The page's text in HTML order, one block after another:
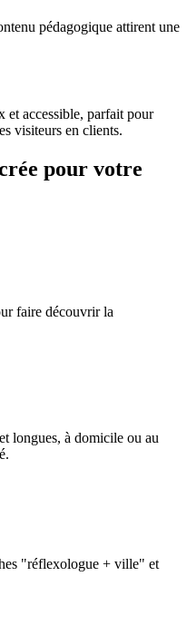
pédagogique attirent une
et accessible, parfait pour
visiteurs en clients.
pour votre
faire découvrir la
longues, à domicile ou au
"réflexologue + ville" et